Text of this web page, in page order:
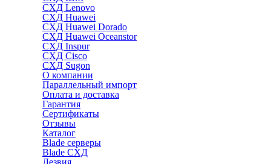
СХД Lenovo
СХД Huawei
СХД Huawei Dorado
СХД Huawei Oceanstor
СХД Inspur
СХД Cisco
СХД Sugon
О компании
Параллельный импорт
Оплата и доставка
Гарантия
Сертификаты
Отзывы
Каталог
Blade серверы
Blade СХД
Лезвия